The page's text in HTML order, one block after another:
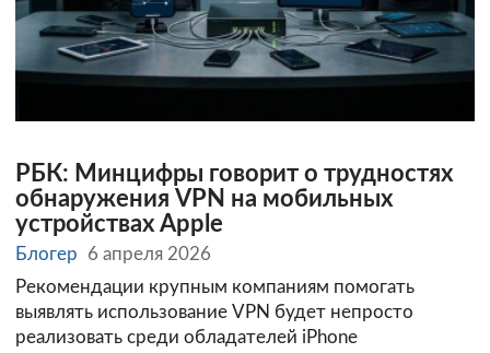
РБК: Минцифры говорит о трудностях
обнаружения VPN на мобильных
устройствах Apple
Блогер
6 апреля 2026
Рекомендации крупным компаниям помогать
выявлять использование VPN будет непросто
реализовать среди обладателей iPhone